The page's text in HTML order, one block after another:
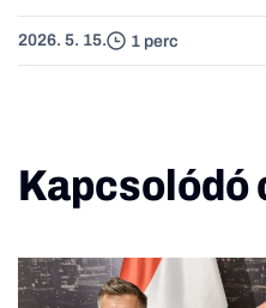
2026. 5. 15. 1 perc
Kapcsolódó